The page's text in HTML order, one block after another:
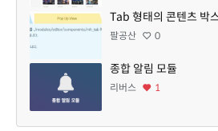
Tab 형태의 콘텐츠 박
팔공산 0
종합 알림 모듈
리버스 1